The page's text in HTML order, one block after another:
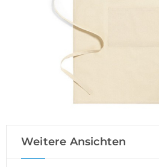
Weitere Ansichten